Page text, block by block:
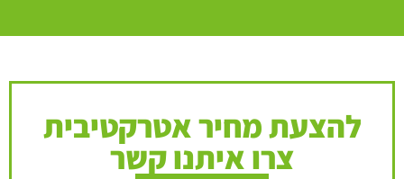
להצעת מחיר אטרקטיבית
צרו איתנו קשר